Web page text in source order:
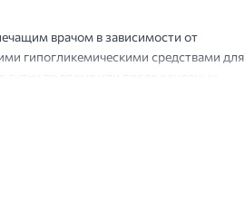
врачом в зависимости от
гипогликемическими средствами для